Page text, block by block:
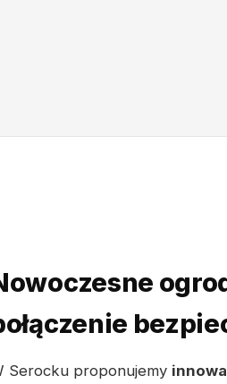
Serocku proponujemy